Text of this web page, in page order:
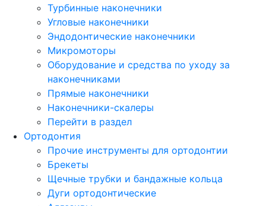
Турбинные наконечники
Угловые наконечники
Эндодонтические наконечники
Микромоторы
Оборудование и средства по уходу за
наконечниками
Прямые наконечники
Наконечники-скалеры
Перейти в раздел
Ортодонтия
Прочие инструменты для ортодонтии
Брекеты
Щечные трубки и бандажные кольца
Дуги ортодонтические